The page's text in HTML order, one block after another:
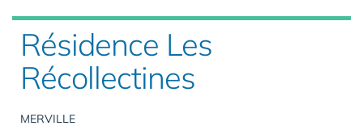
Résidence Les
Récollectines
MERVILLE